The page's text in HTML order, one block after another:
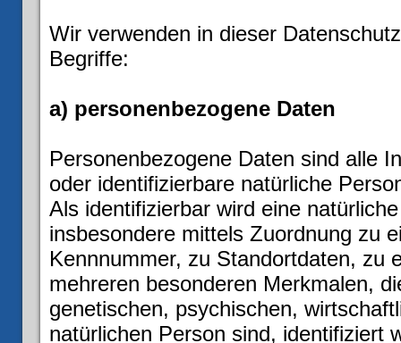
Wir verwenden in dieser
Begriffe:
a) personenbezogene Daten
Personenbezogene Daten sind alle
oder identifizierbare natürliche
Als identifizierbar wird eine
insbesondere mittels Zuordnung zu
Kennnummer, zu Standortdaten, zu
mehreren besonderen Merkmalen,
genetischen, psychischen,
natürlichen Person sind, identifiziert